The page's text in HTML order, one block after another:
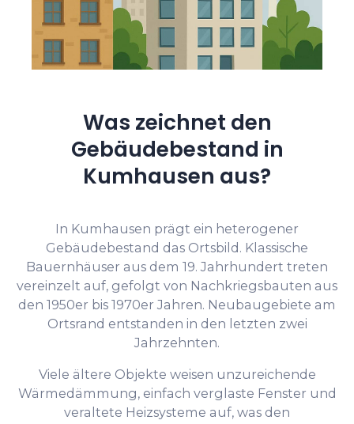
Was zeichnet den
Gebäudebestand in
Kumhausen aus?
In Kumhausen prägt ein heterogener
Gebäudebestand das Ortsbild. Klassische
Bauernhäuser aus dem 19. Jahrhundert treten
vereinzelt auf, gefolgt von Nachkriegsbauten aus
den 1950er bis 1970er Jahren. Neubaugebiete am
Ortsrand entstanden in den letzten zwei
Jahrzehnten.
Viele ältere Objekte weisen unzureichende
Wärmedämmung, einfach verglaste Fenster und
veraltete Heizsysteme auf, was den